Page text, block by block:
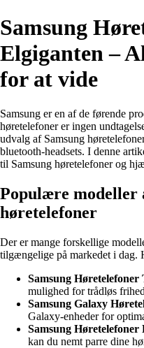
Samsung
Elgiganten –
for at vide
Samsung er en af de førende
høretelefoner er ingen
udvalg af Samsung
bluetooth-headsets. I denne
til Samsung høretelefoner og
Populære modeller
høretelefoner
Der er mange forskellige
tilgængelige på markedet i dag.
Samsung Høretelefoner
mulighed for trådløs
Samsung Galaxy
Galaxy-enheder for
Samsung Høretelefoner
kan du nemt parre dine